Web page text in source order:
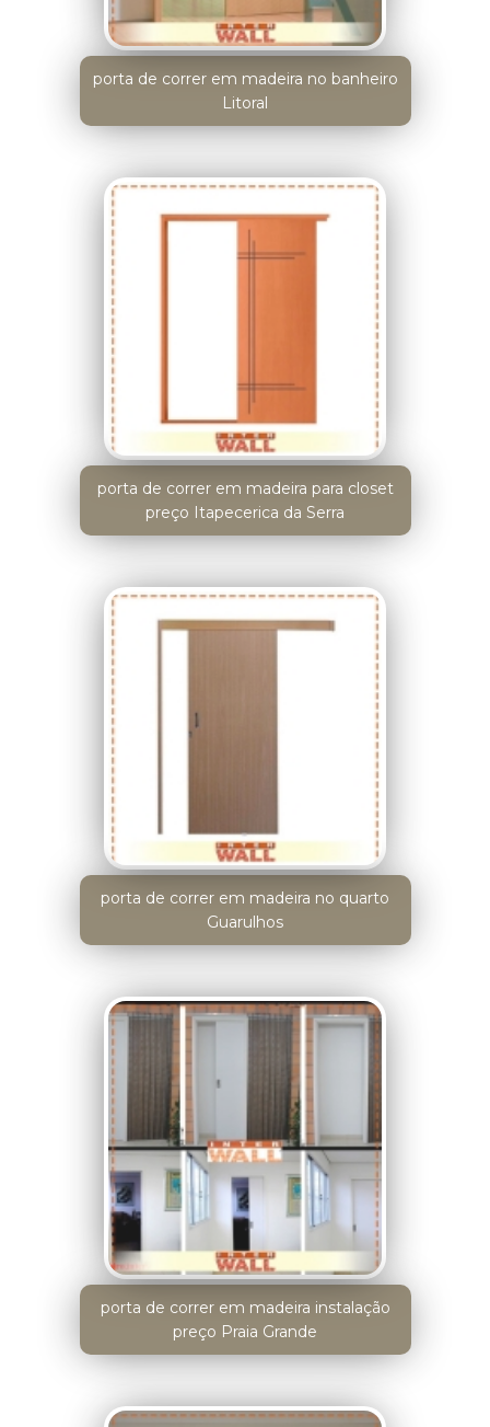
porta de correr em madeira no banheiro
Litoral
porta de correr em madeira para closet
preço Itapecerica da Serra
porta de correr em madeira no quarto
Guarulhos
porta de correr em madeira instalação
preço Praia Grande